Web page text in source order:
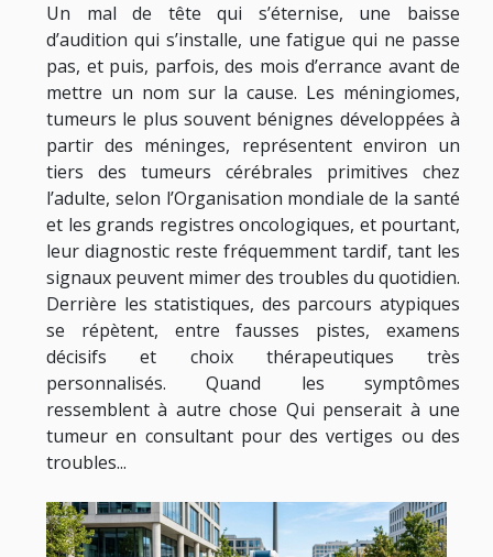
Un mal de tête qui s’éternise, une baisse
d’audition qui s’installe, une fatigue qui ne passe
pas, et puis, parfois, des mois d’errance avant de
mettre un nom sur la cause. Les méningiomes,
tumeurs le plus souvent bénignes développées à
partir des méninges, représentent environ un
tiers des tumeurs cérébrales primitives chez
l’adulte, selon l’Organisation mondiale de la santé
et les grands registres oncologiques, et pourtant,
leur diagnostic reste fréquemment tardif, tant les
signaux peuvent mimer des troubles du quotidien.
Derrière les statistiques, des parcours atypiques
se répètent, entre fausses pistes, examens
décisifs et choix thérapeutiques très
personnalisés. Quand les symptômes
ressemblent à autre chose Qui penserait à une
tumeur en consultant pour des vertiges ou des
troubles...